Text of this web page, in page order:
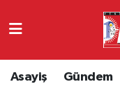
Asayiş Gündem